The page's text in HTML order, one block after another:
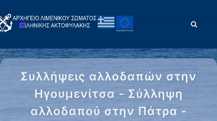
Συλλήψεις αλλοδαπών στην
Ηγουμενίτσα - Σύλληψη
αλλοδαπού στην Πάτρα -